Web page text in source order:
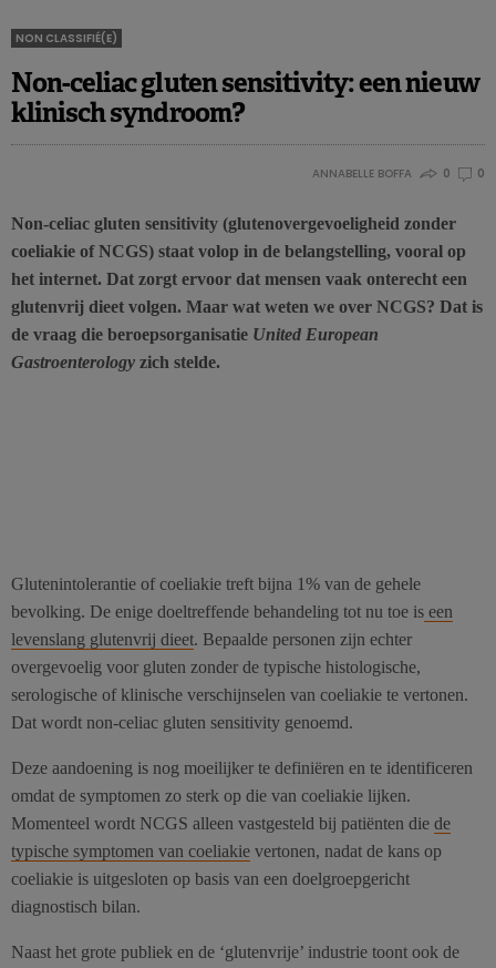
NON CLASSIFIÉ(E)
Non-celiac gluten sensitivity: een nieuw
klinisch syndroom?
ANNABELLE BOFFA 0 0
Non-celiac gluten sensitivity (glutenovergevoeligheid zonder
coeliakie of NCGS) staat volop in de belangstelling, vooral op
het internet. Dat zorgt ervoor dat mensen vaak onterecht een
glutenvrij dieet volgen. Maar wat weten we over NCGS? Dat is
de vraag die beroepsorganisatie United European
Gastroenterology zich stelde.
Glutenintolerantie of coeliakie treft bijna 1% van de gehele
bevolking. De enige doeltreffende behandeling tot nu toe is een
levenslang glutenvrij dieet. Bepaalde personen zijn echter
overgevoelig voor gluten zonder de typische histologische,
serologische of klinische verschijnselen van coeliakie te vertonen.
Dat wordt non-celiac gluten sensitivity genoemd.
Deze aandoening is nog moeilijker te definiëren en te identificeren
omdat de symptomen zo sterk op die van coeliakie lijken.
Momenteel wordt NCGS alleen vastgesteld bij patiënten die de
typische symptomen van coeliakie vertonen, nadat de kans op
coeliakie is uitgesloten op basis van een doelgroepgericht
diagnostisch bilan.
Naast het grote publiek en de ‘glutenvrije’ industrie toont ook de